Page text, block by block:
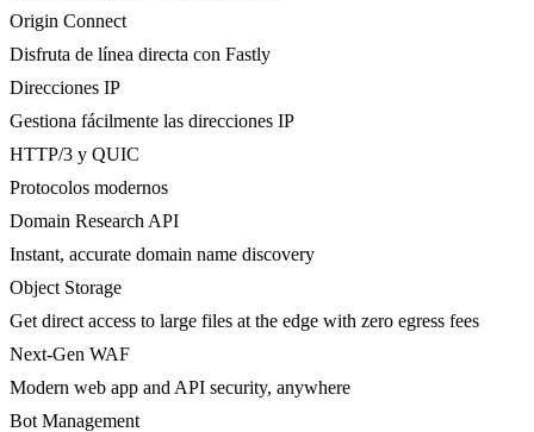
Origin Connect
Disfruta de línea directa con Fastly
Direcciones IP
Gestiona fácilmente las direcciones IP
HTTP/3 y QUIC
Protocolos modernos
Domain Research API
Instant, accurate domain name discovery
Object Storage
Get direct access to large files at the edge with zero egress fees
Next-Gen WAF
Modern web app and API security, anywhere
Bot Management